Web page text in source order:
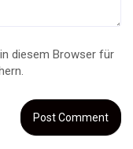
diesem Browser für